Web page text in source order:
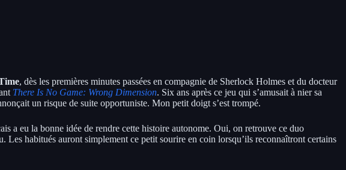
, dès les premières minutes passées en compagnie de Sherlock Holmes et du docteur
There Is No Game: Wrong Dimension. Six ans après ce jeu qui s’amusait à nier sa
un risque de suite opportuniste. Mon petit doigt s’est trompé.
a eu la bonne idée de rendre cette histoire autonome. Oui, on retrouve ce duo
habitués auront simplement ce petit sourire en coin lorsqu’ils reconnaîtront certains